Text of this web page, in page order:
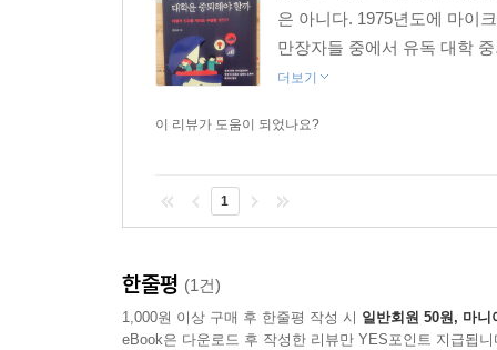
은 아니다. 1975년도에 마이
만장자들 중에서 유독 대학
더보기
이 리뷰가 도움이 되었나요?
1
한줄평 (1건)
1,000원 이상 구매 후 한줄평 작성 시 일반회원 50원, 마니
eBook은 다운로드 후 작성한 리뷰만 YES포인트 지급됩니